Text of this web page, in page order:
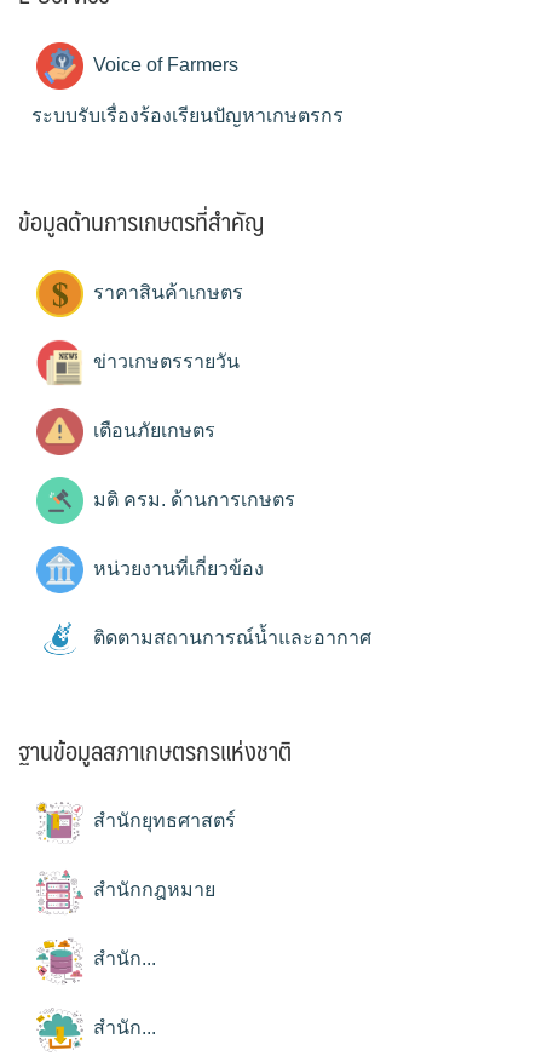
Voice of Farmers
ระบบรับเรื่องร้องเรียนปัญหาเกษตรกร
ข้อมูลด้านการเกษตรที่สำคัญ
ราคาสินค้าเกษตร
ข่าวเกษตรรายวัน
เตือนภัยเกษตร
มติ ครม. ด้านการเกษตร
หน่วยงานที่เกี่ยวข้อง
ติดตามสถานการณ์น้ำและอากาศ
ฐานข้อมูลสภาเกษตรกรแห่งชาติ
สำนักยุทธศาสตร์
สำนักกฎหมาย
สำนัก...
สำนัก...